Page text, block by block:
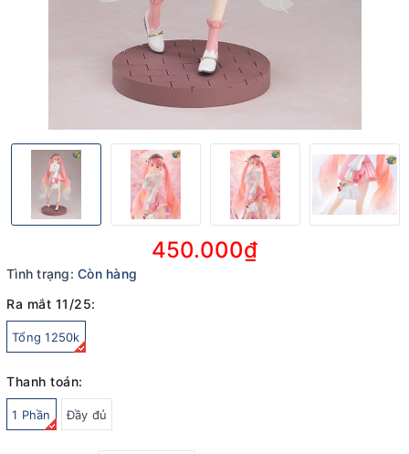
450.000₫
Tình trạng: Còn hàng
Ra mắt 11/25:
Tổng 1250k
Thanh toán:
1 Phần Đầy đủ